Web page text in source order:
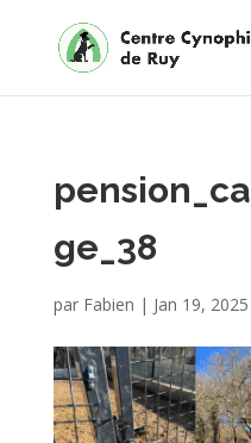
ge_38
par Fabien | Jan 19, 2025